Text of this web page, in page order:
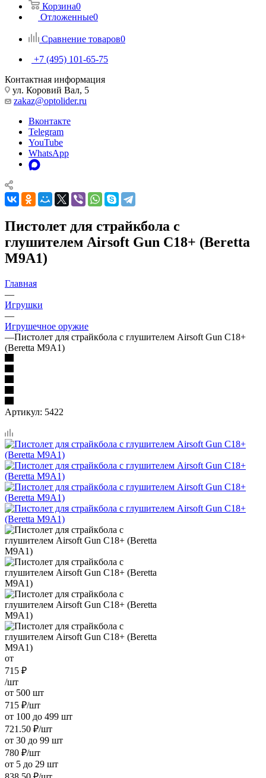
Корзина0
Отложенные0
Сравнение товаров0
+7 (495) 101-65-75
Контактная информация
ул. Коровий Вал, 5
zakaz@optolider.ru
Вконтакте
Telegram
YouTube
WhatsApp
Пистолет для страйкбола с
глушителем Airsoft Gun C18+ (Beretta
M9A1)
Главная
—
Игрушки
—
Игрушечное оружие
—Пистолет для страйкбола с глушителем Airsoft Gun C18+
(Beretta M9A1)
Артикул: 5422
от
715 ₽
/шт
от 500 шт
715 ₽/шт
от 100 до 499 шт
721.50 ₽/шт
от 30 до 99 шт
780 ₽/шт
от 5 до 29 шт